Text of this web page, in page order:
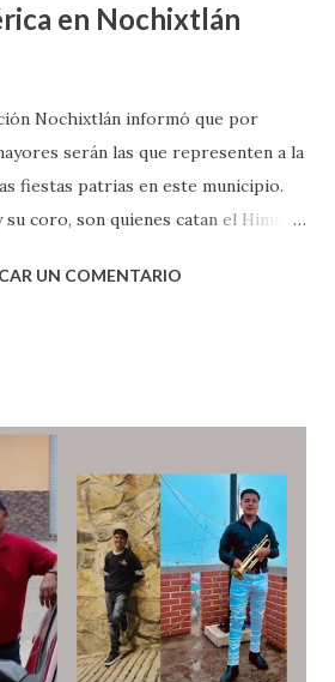
en Nochixtlán
Nochixtlán informó que por
serán las que representen a la
fiestas patrias en este municipio.
coro, son quienes catan el Himno
a aniversario del inició de la
Alfredo Feliciano López Santiago,
a 7 mujeres mayores de 60 años,
e identidad patria en esta
dignificar la edad de los adultos
Añadió que fueron electas en la
71, Martha Fuentes 64, Tita
70, Concepción victoria 78,
UN COMENTARIO